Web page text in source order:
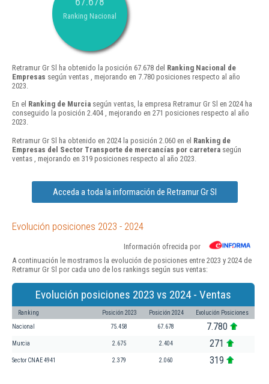
Ranking Nacional
Retramur Gr Sl ha obtenido la posición 67.678 del Ranking Nacional de
Empresas según ventas , mejorando en 7.780 posiciones respecto al año
2023.
En el Ranking de Murcia según ventas, la empresa Retramur Gr Sl en 2024 ha
conseguido la posición 2.404 , mejorando en 271 posiciones respecto al año
2023.
Retramur Gr Sl ha obtenido en 2024 la posición 2.060 en el Ranking de
Empresas del Sector Transporte de mercancías por carretera según
ventas , mejorando en 319 posiciones respecto al año 2023.
Acceda a toda la información de Retramur Gr Sl
Evolución posiciones 2023 - 2024
Información ofrecida por
A continuación le mostramos la evolución de posiciones entre 2023 y 2024 de
Retramur Gr Sl por cada uno de los rankings según sus ventas:
Evolución posiciones 2023 vs 2024 - Ventas
Ranking Posición 2023 Posición 2024 Evolución Posiciones
Nacional 75.458 67.678 7.780
Murcia 2.675 2.404 271
Sector CNAE 4941 2.379 2.060 319